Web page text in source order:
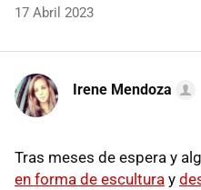
17 Abril 2023
Irene Mendoza
Tras meses de espera y
en forma de escultura y